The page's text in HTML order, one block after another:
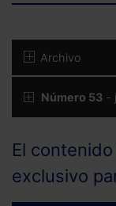
Archivo
Número 53 -
El
exclusivo